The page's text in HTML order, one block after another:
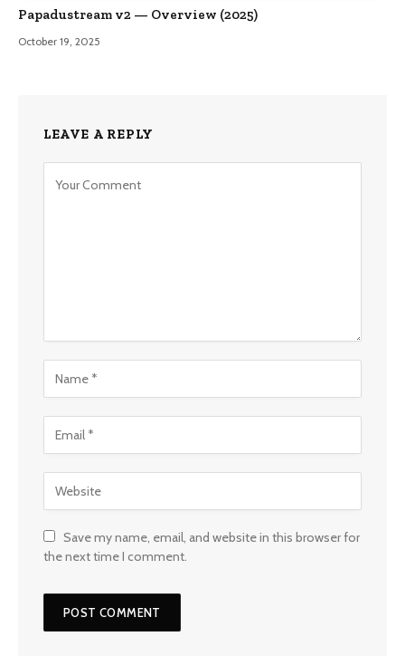
Papadustream v2 — Overview (2025)
October 19, 2025
LEAVE A REPLY
Save my name, email, and website in this browser for
the next time I comment.